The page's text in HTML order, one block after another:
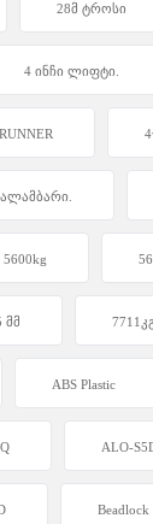
28მ ტროსი
4 ინჩი ლიფტი.
5600kg
მმ
ABS Plastic
ALO-
Beadlock